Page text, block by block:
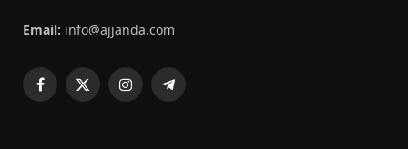
Email: info@ajjanda.com
Facebook
X
InstagramTelegram